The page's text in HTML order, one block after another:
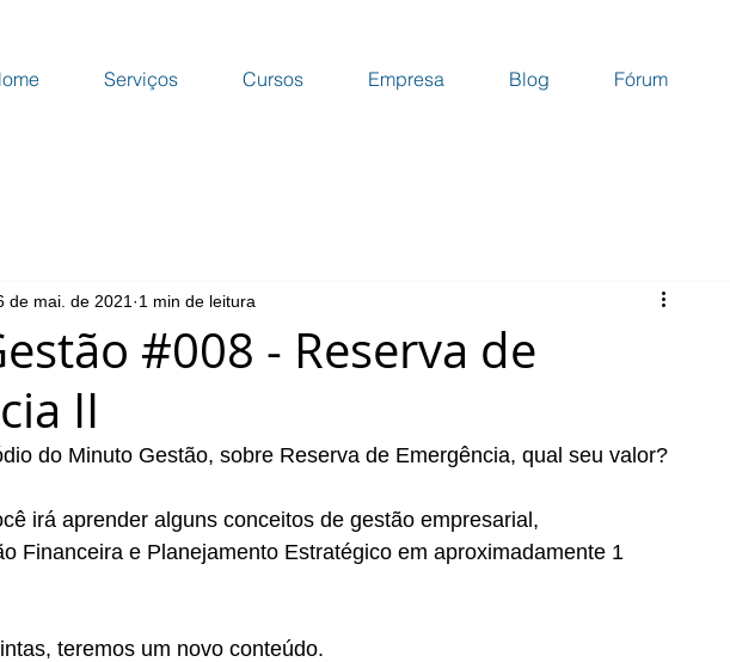
Serviços Cursos Empresa Blog Fórum
#008 - Reserva de
II
de mai. de 2021 1 min de leitura
do Minuto Gestão, sobre Reserva de Emergência, qual seu valor?
irá aprender alguns conceitos de gestão empresarial,
Financeira e Planejamento Estratégico em aproximadamente 1
teremos um novo conteúdo.